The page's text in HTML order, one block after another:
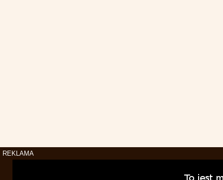
REKLAMA